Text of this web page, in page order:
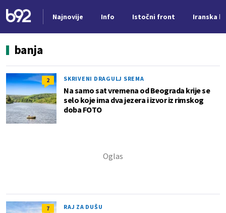
Najnovije Info Istočni front Iranska
banja
2 SKRIVENI DRAGULJ SREMA
Na samo sat vremena od Beograda krije se
selo koje ima dva jezera i izvor iz rimskog
doba FOTO
7 RAJ ZA DUŠU